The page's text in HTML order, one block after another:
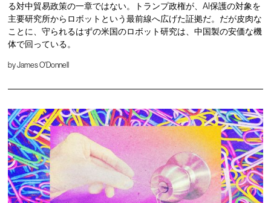
る対中貿易政策の一章ではない。トランプ政権が、AI保護の対象を
主要研究所からロボットという最前線へ広げた証拠だ。だが皮肉な
ことに、守られるはずの米国のロボット研究は、中国製の安価な機
体で回っている。
byJames O'Donnell